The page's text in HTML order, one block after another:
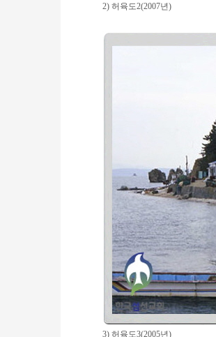
2) 허육도2(2007년)
3) 허육도3(2005년)